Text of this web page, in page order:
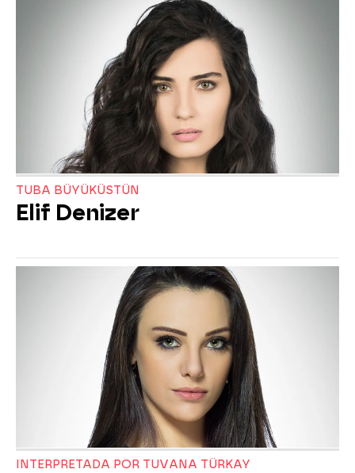
TUBA BÜYÜKÜSTÜN
Elif Denizer
INTERPRETADA POR TUVANA TÜRKAY